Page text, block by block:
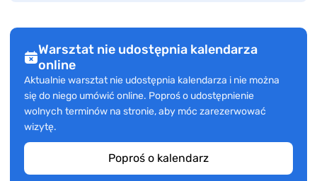
Warsztat nie udostępnia kalendarza
online
Aktualnie warsztat nie udostępnia kalendarza i nie można
się do niego umówić online. Poproś o udostępnienie
wolnych terminów na stronie, aby móc zarezerwować
wizytę.
Poproś o kalendarz